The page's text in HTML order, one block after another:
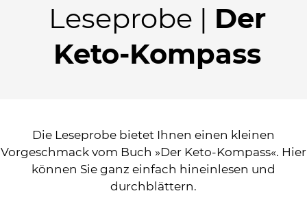
Leseprobe | Der
Keto-Kompass
Die Leseprobe bietet Ihnen einen kleinen
Vorgeschmack vom Buch »Der Keto-Kompass«. Hier
können Sie ganz einfach hineinlesen und
durchblättern.